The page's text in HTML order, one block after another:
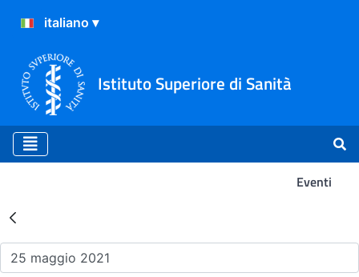
Istituto Superiore di Sanità
Eventi
Risultati della Ricerca -